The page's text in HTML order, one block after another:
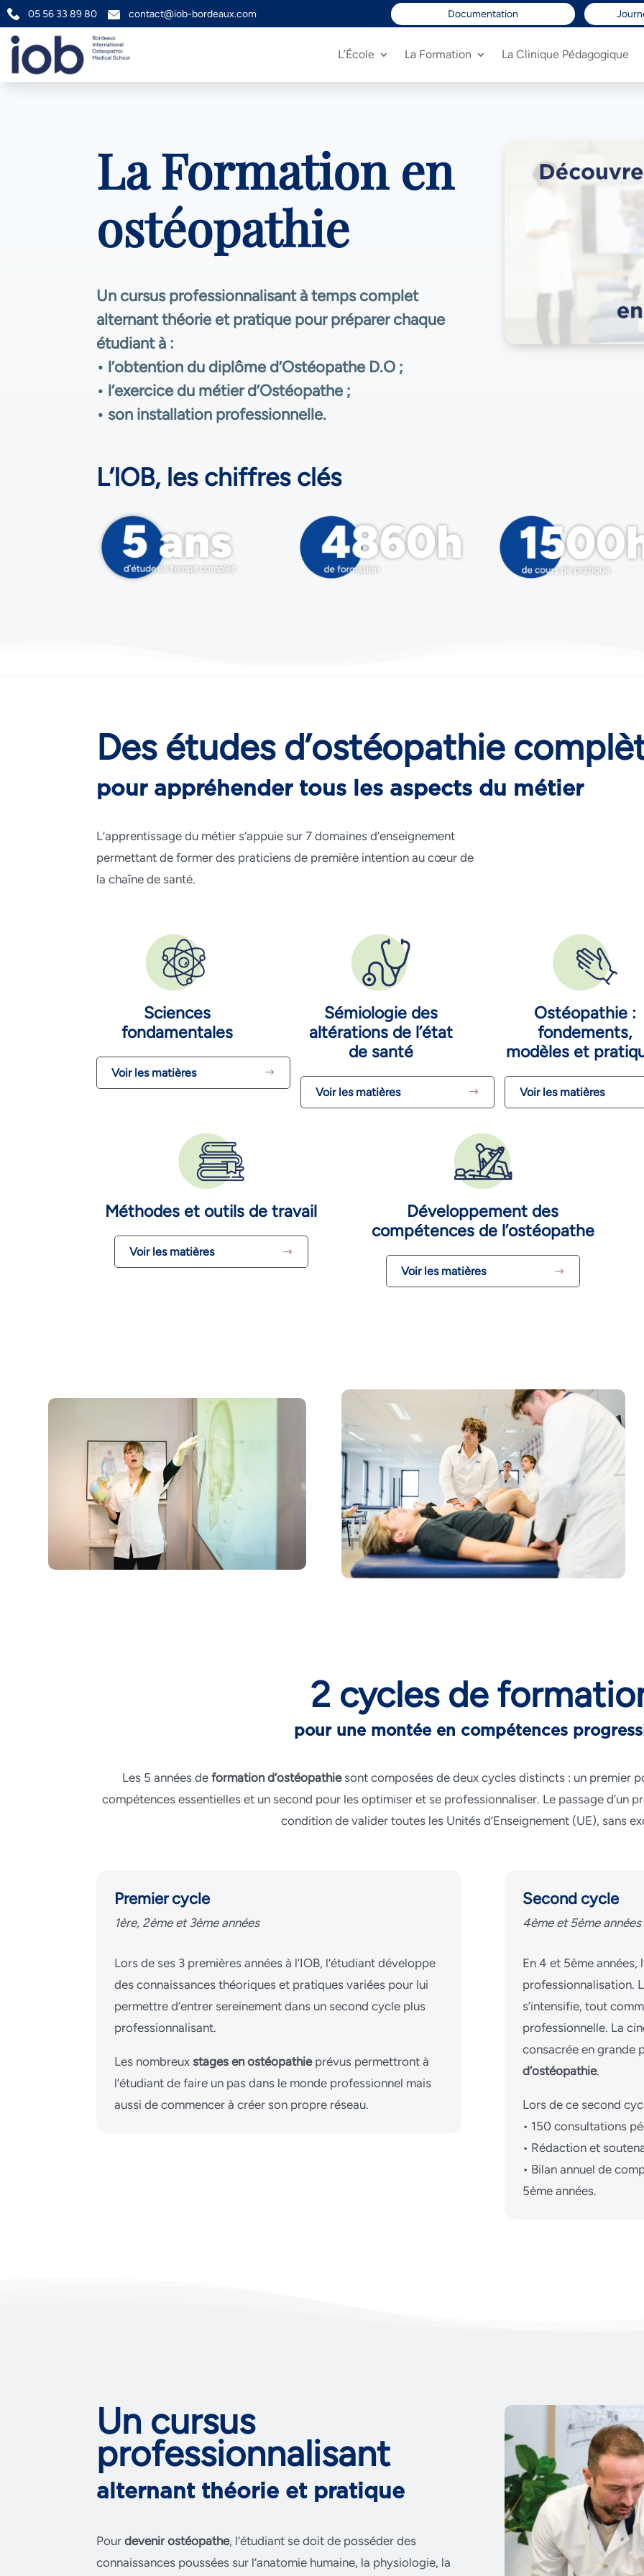
05 56 33 89 80 contact@iob-bordeaux.com Documentation
L’École La Formation La Clinique Pédagogique
La Formation en
ostéopathie
Un cursus professionnalisant à temps complet
alternant théorie et pratique pour préparer chaque
étudiant à :
• l’obtention du diplôme d’Ostéopathe D.O ;
• l’exercice du métier d’Ostéopathe ;
• son installation professionnelle.
L’IOB, les chiffres clés
Des études d’ostéopathie
pour appréhender tous les aspects du métier
L’apprentissage du métier s’appuie sur 7 domaines d’enseignement
permettant de former des praticiens de première intention au cœur de
la chaîne de santé.
Sciences
fondamentales
Voir les matières
Sémiologie des
altérations de l’état
de santé
Voir les matières
Ostéopathie :
fondements,
modèles et
Voir les matières
Méthodes et outils de travail
Voir les matières
Développement des
compétences de l’ostéopathe
Voir les matières
2 cycles de
pour une montée en compétences
Les 5 années de formation d’ostéopathiesont composées de deux cycles distincts : un premier
compétences essentielles et un second pour les optimiser et se professionnaliser. Le passage d’un
condition de valider toutes les Unités d’Enseignement (UE), sans
Premier cycle
1ère, 2ème et 3ème années
Lors de ses 3 premières années à l’IOB, l’étudiant développe
des connaissances théoriques et pratiques variées pour lui
permettre d’entrer sereinement dans un second cycle plus
professionnalisant.
Les nombreuxstages en ostéopathieprévus permettront à
l’étudiant de faire un pas dans le monde professionnel mais
aussi de commencer à créer son propre réseau.
Second cycle
4ème et 5ème années
En 4 et 5ème années,
professionnalisation.
s’intensifie, tout
professionnelle. La
consacrée en grande
d’ostéopathie.
Lors de ce second
• 150 consultations
• Rédaction et
• Bilan annuel de
5ème années.
Un cursus
professionnalisant
alternant théorie et pratique
Pourdevenir ostéopathe, l’étudiant se doit de posséder des
connaissances poussées sur l’anatomie humaine, la physiologie, la